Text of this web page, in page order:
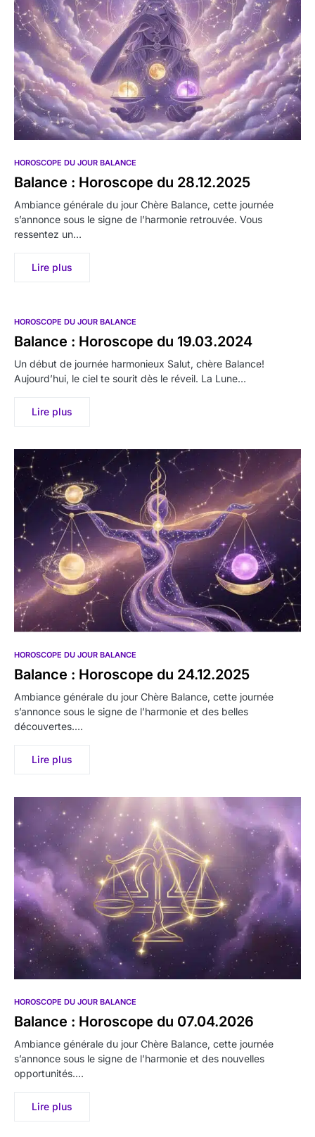
HOROSCOPE DU JOUR BALANCE
Balance : Horoscope du 28.12.2025
Ambiance générale du jour Chère Balance, cette journée
s’annonce sous le signe de l’harmonie retrouvée. Vous
ressentez un…
Lire plus
HOROSCOPE DU JOUR BALANCE
Balance : Horoscope du 19.03.2024
Un début de journée harmonieux Salut, chère Balance!
Aujourd’hui, le ciel te sourit dès le réveil. La Lune…
Lire plus
HOROSCOPE DU JOUR BALANCE
Balance : Horoscope du 24.12.2025
Ambiance générale du jour Chère Balance, cette journée
s’annonce sous le signe de l’harmonie et des belles
découvertes.…
Lire plus
HOROSCOPE DU JOUR BALANCE
Balance : Horoscope du 07.04.2026
Ambiance générale du jour Chère Balance, cette journée
s’annonce sous le signe de l’harmonie et des nouvelles
opportunités.…
Lire plus